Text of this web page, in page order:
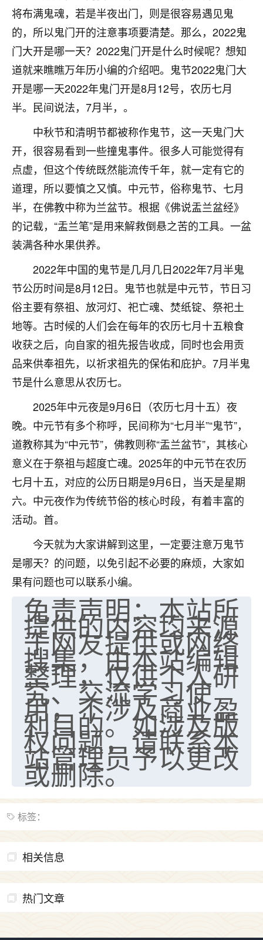
将布满鬼魂，若是半夜出门，则是很容易遇见鬼
的，所以鬼门开的注意事项要清楚。那么，2022鬼
门大开是哪一天？2022鬼门开是什么时候呢？想知
道就来瞧瞧万年历小编的介绍吧。鬼节2022鬼门大
开是哪一天2022年鬼门开是8月12号，农历七月
半。民间说法，7月半，。
中秋节和清明节都被称作鬼节，这一天鬼门大
开，很容易看到一些撞鬼事件。很多人可能觉得有
点虚，但这个传统既然能流传千年，就一定有它的
道理，所以要慎之又慎。中元节，俗称鬼节、七月
半，在佛教中称为兰盆节。根据《佛说盂兰盆经》
的记载，“盂兰笔”是用来解救倒悬之苦的工具。一盆
装满各种水果供养。
2022年中国的鬼节是几月几日2022年7月半鬼
节公历时间是8月12日。鬼节也就是中元节，节日习
俗主要有祭祖、放河灯、祀亡魂、焚纸锭、祭祀土
地等。古时候的人们会在每年的农历七月十五粮食
收获之后，向自家的祖先报告收成，同时也会用贡
品来供奉祖先，以祈求祖先的保佑和庇护。7月半鬼
节是什么意思从农历七。
2025年中元夜是9月6日（农历七月十五）夜
晚。中元节有多个称呼，民间称为“七月半”“鬼节”，
道教称其为“中元节”，佛教则称“盂兰盆节”，其核心
意义在于祭祖与超度亡魂。2025年的中元节在农历
七月十五，对应的公历日期是9月6日，当天是星期
六。中元夜作为传统节俗的核心时段，有着丰富的
活动。首。
今天就为大家讲解到这里，一定要注意万鬼节
是哪天？的问题，以免引起不必要的麻烦，大家如
果有问题也可以联系小编。
免责声明：本站所
提供的内容均来源
于网友提供或网络
搜集，由本站编辑
整理，仅供个人研
究、交流学习使
用，不涉及商业盈
利目的。如涉及版
权问题，请联系本
站管理员予以更改
或删除。
标签：
相关信息
热门文章
心心相印
我身体不太好，总是病病殃殃的，去检查又没什么大
问题，反正就是不舒服。中医西医看遍了，找不到问
题，后来无意中看到有人推荐慧来老师，跟老师聊过
之后，心情豁然开朗，也听老师建议，处理了一些因
果问题。今年以来，身体比以前好多，主要是心情好
了，老师说境随心转，现在深有体会了。
鹿森：是的，其实跟老师聊过之后，最大的感
触，首先就是心态会变好，万般皆是命，半点
不由人！
1天前 来自四川 9
金白水清
我也想找老师看看，有没有人给个联系方式的啊？
鹿森：慧来老师微信：gjsy0624
1天前 来自江西 12
青春168
我也想要，我也想要！
2天前 来自山西 15
Jessica李
老师做不做超度法事？我想给我奶奶做超度，她今年
刚去世了。
七零老顽童：我母亲前年离世，刚开始我经常
做梦梦见她，后来也是朋友介绍，找到慧来老
师，安排了超度法事，做梦再也没有梦到过
了，一开始是半信半疑的，图个心安，给亡母
超度，现在看来，人不信也不行。
2天前 来自云南 11
优秀的张同学
老师收徒吗？？我对这些很感兴趣
2天前 来自山西 15